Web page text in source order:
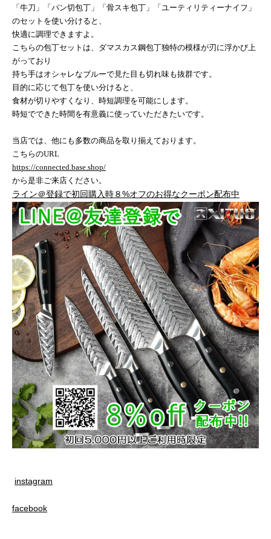
「牛刀」「パン切包丁」「骨スキ包丁」「ユーティリティーナイフ」
のセットを使い分けると、
快適に調理できますよ。
こちらの包丁セットは、ダマスカス鋼包丁独特の模様が刃に浮かび上
がっており
持ち手はオシャレなブルーで見た目も切れ味も抜群です。
目的に応じて包丁を使い分けると、
食材が切りやすくなり、時短調理を可能にします。
時短でできた時間を有意義に使っていただきたいです。
当店では、他にも多数の商品を取り揃えております。
こちらのURL
https://connected.base.shop/
から是非ご来店ください。
ライン＠登録で初回購入時８%オフのお得なクーポン配布中
instagram
facebook